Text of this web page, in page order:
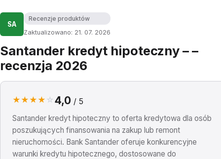
SA
Recenzje produktów
Zaktualizowano: 21. 07. 2026
Santander kredyt hipoteczny – –
recenzja 2026
★ ★ ★ ★ ☆ 4,0 / 5
Santander kredyt hipoteczny to oferta kredytowa dla osób
poszukujących finansowania na zakup lub remont
nieruchomości. Bank Santander oferuje konkurencyjne
warunki kredytu hipotecznego, dostosowane do